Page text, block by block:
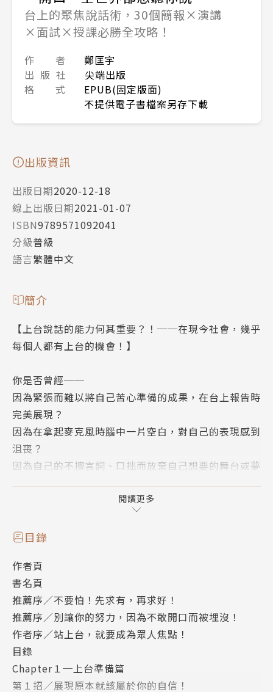
台上的聚焦說話術，30個簡報×演講
×面試×授課必勝全攻略！
作 者
鄭匡宇
出 版 社
尖端出版
格 式
EPUB(固定版面)
不提供電子書檔案另存下載
出版資訊
出版日期2020-12-18
線上出版日期2021-01-07
ISBN9789571092041
分級普級
語言繁體中文
簡介
【上台說話的能力何其重要？！──在現今社會，幾乎
每個人都有上台的機會！】
你是否曾經──
因為緊張而難以將自己苦心準備的成果，在台上報告時
完美展現？
因為在拿起麥克風時腦中一片空白，對自己的表現感到
沮喪？
因為自己的不擅言詞、口拙而放棄自己想要的舞台或夢
上台說話這件事情，何其重要？！
在現今社會，幾乎每個人都有上台的機會。
無論是在課堂上進行心得報告、在職場上進行提案簡
報、對客戶進行規劃說明，
或是對社群粉絲介紹商品……等，成功與否，全都仰賴
「台上的聚焦說話術」！
有些人擅長將簡報做得美輪美奐、資訊蒐集得鉅細靡
遺，
有些人不需要過多的資料，便能夠將簡單的道理說得絲
閱讀更多
目錄
作者頁
書名頁
推薦序／不要怕！先求有，再求好！
推薦序／別讓你的努力，因為不敢開口而被埋沒！
作者序／站上台，就要成為眾人焦點！
目錄
Chapter１─上台準備篇
第１招／展現原本就該屬於你的自信！